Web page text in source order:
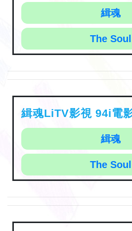
緝魂
The Soul
緝魂LiTV影視 94i電
緝魂
The Soul